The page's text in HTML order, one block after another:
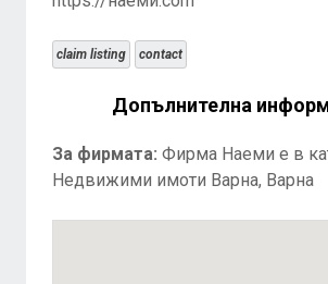
claim listing contact
Допълнителна
За фирмата: Фирма Наеми е в
Недвижими имоти Варна, Варна